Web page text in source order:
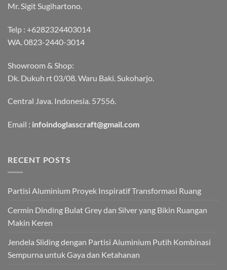
Mr. Sigit Sugihartono.
Telp : +6282324403014
WA.0823-2440-3014
Showroom & Shop:
Dk. Dukuh rt 03/08. Waru Baki. Sukoharjo.
Central Java. Indonesia. 57556.
Email : infoindoglasscraft@gmail.com
RECENT POSTS
Partisi Aluminium Proyek Inspiratif Transformasi Ruang
Cermin Dinding Bulat Grey dan Silver yang Bikin Ruangan
Makin Keren
Jendela Sliding dengan Partisi Aluminium Putih Kombinasi
Sempurna untuk Gaya dan Ketahanan